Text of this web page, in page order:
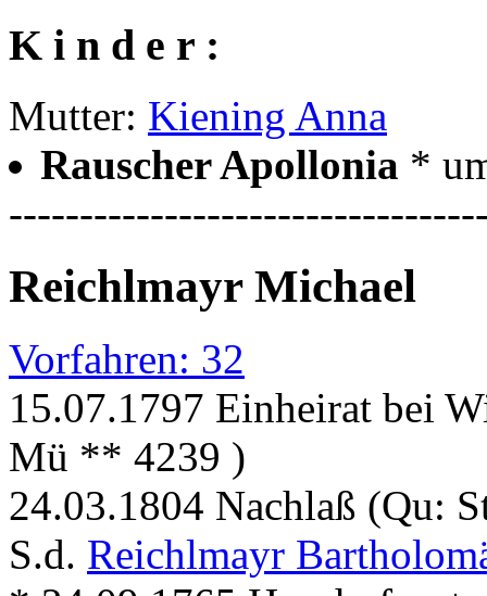
K i n d e r :
Mutter: Kiening Anna
Rauscher Apollonia *
Reichlmayr Michael
Vorfahren: 32
15.07.1797 Einheirat bei
Mü ** 4239 )
24.03.1804 Nachlaß (Qu:
S.d. Reichlmayr